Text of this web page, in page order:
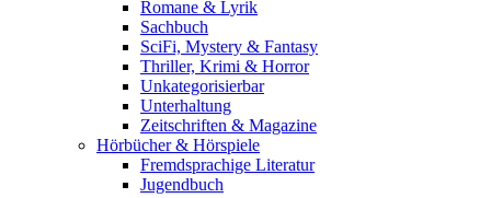
Romane & Lyrik
Sachbuch
SciFi, Mystery & Fantasy
Thriller, Krimi & Horror
Unkategorisierbar
Unterhaltung
Zeitschriften & Magazine
Hörbücher & Hörspiele
Fremdsprachige Literatur
Jugendbuch